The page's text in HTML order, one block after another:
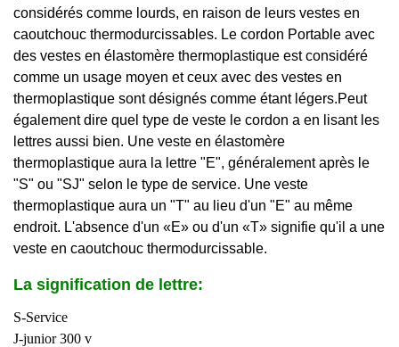
considérés comme lourds, en raison de leurs vestes en
caoutchouc thermodurcissables. Le cordon Portable avec
des vestes en élastomère thermoplastique est considéré
comme un usage moyen et ceux avec des vestes en
thermoplastique sont désignés comme étant légers.Peut
également dire quel type de veste le cordon a en lisant les
lettres aussi bien. Une veste en élastomère
thermoplastique aura la lettre "E", généralement après le
"S" ou "SJ" selon le type de service. Une veste
thermoplastique aura un "T" au lieu d'un "E" au même
endroit. L'absence d'un «E» ou d'un «T» signifie qu'il a une
veste en caoutchouc thermodurcissable.
La signification de lettre:
S-Service
J-junior 300 v